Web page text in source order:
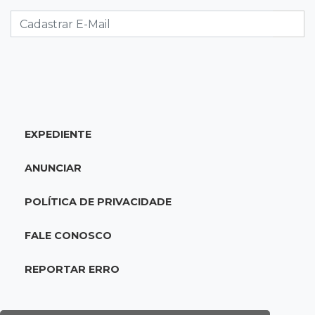
confronto com policiais militares
20:06Balcão de empregos
abertas em 114 funções
Em visita à Feira Central, Riedel volta a
EXPEDIENTE
ANUNCIAR
POLÍTICA DE PRIVACIDADE
FALE CONOSCO
REPORTAR ERRO